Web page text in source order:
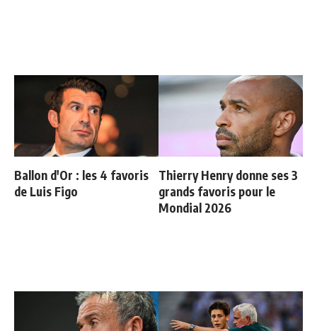
Ballon d'Or : les 4 favoris
de Luis Figo
Thierry Henry donne ses 3
grands favoris pour le
Mondial 2026